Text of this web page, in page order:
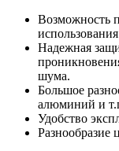
Возможность
Надежная
шума.
Большое
алюминий и
Удобство
Разнообразие